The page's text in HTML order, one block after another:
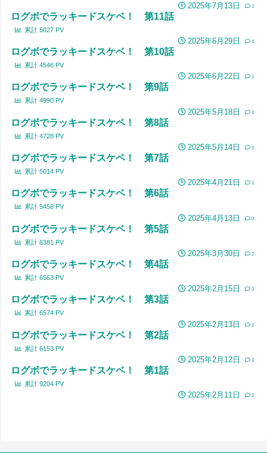
2025年7月13日 1
ログボでラッキードスケベ！ 第11話
累計 5027 PV
2025年6月29日 4
ログボでラッキードスケベ！ 第10話
累計 4546 PV
2025年6月22日 1
ログボでラッキードスケベ！ 第9話
累計 4990 PV
2025年5月18日 4
ログボでラッキードスケベ！ 第8話
累計 4728 PV
2025年5月14日 1
ログボでラッキードスケベ！ 第7話
累計 5014 PV
2025年4月21日 1
ログボでラッキードスケベ！ 第6話
累計 5458 PV
2025年4月13日 0
ログボでラッキードスケベ！ 第5話
累計 6381 PV
2025年3月30日 2
ログボでラッキードスケベ！ 第4話
累計 6563 PV
2025年2月15日 3
ログボでラッキードスケベ！ 第3話
累計 6574 PV
2025年2月13日 1
ログボでラッキードスケベ！ 第2話
累計 6153 PV
2025年2月12日 3
ログボでラッキードスケベ！ 第1話
累計 9204 PV
2025年2月11日 2